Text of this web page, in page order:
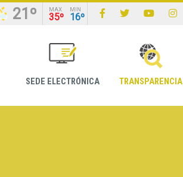
21º MAX
35º
MIN
16º
SEDE ELECTRÓNICA TRANSPARENCIA